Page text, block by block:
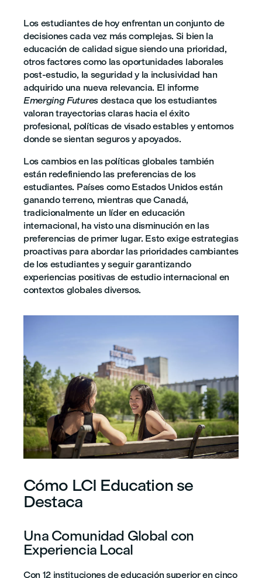
Los estudiantes de hoy enfrentan un conjunto de
decisiones cada vez más complejas. Si bien la
educación de calidad sigue siendo una prioridad,
otros factores como las oportunidades laborales
post-estudio, la seguridad y la inclusividad han
adquirido una nueva relevancia. El informe
Emerging Futuresdestaca que los estudiantes
valoran trayectorias claras hacia el éxito
profesional, políticas de visado estables y entornos
donde se sientan seguros y apoyados.
Los cambios en las políticas globales también
están redefiniendo las preferencias de los
estudiantes. Países como Estados Unidos están
ganando terreno, mientras que Canadá,
tradicionalmente un líder en educación
internacional, ha visto una disminución en las
preferencias de primer lugar. Esto exige estrategias
proactivas para abordar las prioridades cambiantes
de los estudiantes y seguir garantizando
experiencias positivas de estudio internacional en
contextos globales diversos.
Cómo LCI Education se
Destaca
Una Comunidad Global con
Experiencia Local
Con 12 instituciones de educación superior en cinco